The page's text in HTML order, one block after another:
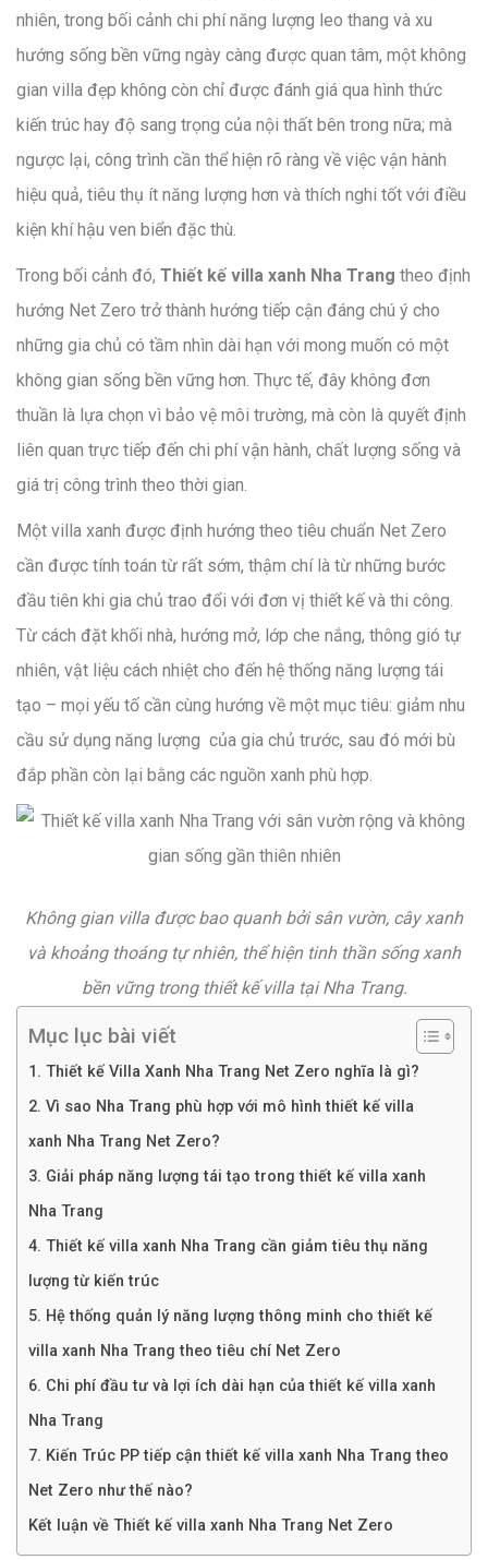
nhiên, trong bối cảnh chi phí năng lượng leo thang và xu
hướng sống bền vững ngày càng được quan tâm, một không
gian villa đẹp không còn chỉ được đánh giá qua hình thức
kiến trúc hay độ sang trọng của nội thất bên trong nữa; mà
ngược lại, công trình cần thể hiện rõ ràng về việc vận hành
hiệu quả, tiêu thụ ít năng lượng hơn và thích nghi tốt với điều
kiện khí hậu ven biển đặc thù.
Trong bối cảnh đó, Thiết kế villa xanh Nha Trang theo định
hướng Net Zero trở thành hướng tiếp cận đáng chú ý cho
những gia chủ có tầm nhìn dài hạn với mong muốn có một
không gian sống bền vững hơn. Thực tế, đây không đơn
thuần là lựa chọn vì bảo vệ môi trường, mà còn là quyết định
liên quan trực tiếp đến chi phí vận hành, chất lượng sống và
giá trị công trình theo thời gian.
Một villa xanh được định hướng theo tiêu chuẩn Net Zero
cần được tính toán từ rất sớm, thậm chí là từ những bước
đầu tiên khi gia chủ trao đổi với đơn vị thiết kế và thi công.
Từ cách đặt khối nhà, hướng mở, lớp che nắng, thông gió tự
nhiên, vật liệu cách nhiệt cho đến hệ thống năng lượng tái
tạo – mọi yếu tố cần cùng hướng về một mục tiêu: giảm nhu
cầu sử dụng năng lượng của gia chủ trước, sau đó mới bù
đắp phần còn lại bằng các nguồn xanh phù hợp.
Không gian villa được bao quanh bởi sân vườn, cây xanh
và khoảng thoáng tự nhiên, thể hiện tinh thần sống xanh
bền vững trong thiết kế villa tại Nha Trang.
Mục lục bài viết
1. Thiết kế Villa Xanh Nha Trang Net Zero nghĩa là gì?
2. Vì sao Nha Trang phù hợp với mô hình thiết kế villa
xanh Nha Trang Net Zero?
3. Giải pháp năng lượng tái tạo trong thiết kế villa xanh
Nha Trang
4. Thiết kế villa xanh Nha Trang cần giảm tiêu thụ năng
lượng từ kiến trúc
5. Hệ thống quản lý năng lượng thông minh cho thiết kế
villa xanh Nha Trang theo tiêu chí Net Zero
6. Chi phí đầu tư và lợi ích dài hạn của thiết kế villa xanh
Nha Trang
7. Kiến Trúc PP tiếp cận thiết kế villa xanh Nha Trang theo
Net Zero như thế nào?
Kết luận về Thiết kế villa xanh Nha Trang Net Zero